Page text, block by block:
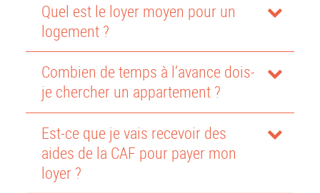
Quel est le loyer moyen pour un
logement ?
Combien de temps à l’avance dois-
je chercher un appartement ?
Est-ce que je vais recevoir des
aides de la CAF pour payer mon
loyer ?